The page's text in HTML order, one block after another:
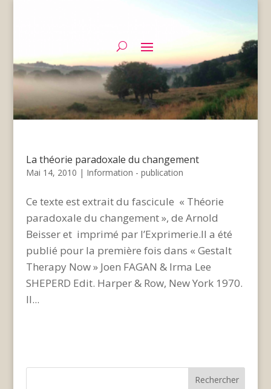
La théorie paradoxale du changement
Mai 14, 2010 | Information - publication
Ce texte est extrait du fascicule « Théorie
paradoxale du changement », de Arnold
Beisser et imprimé par l’Exprimerie.Il a été
publié pour la première fois dans « Gestalt
Therapy Now » Joen FAGAN & Irma Lee
SHEPERD Edit. Harper & Row, New York 1970.
Il...